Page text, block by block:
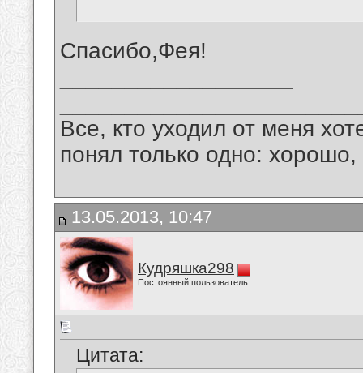
Спасибо,Фея!
Все, кто уходил от меня
понял только одно:
13.05.2013, 10:47
Кудряшка298
Постоянный пользователь
Цитата: